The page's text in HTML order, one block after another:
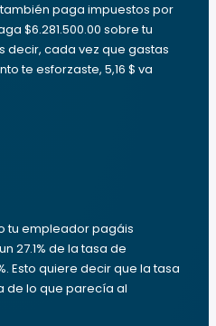
paga impuestos por
$6.281.500.00 sobre tu
decir, cada vez que gastas
te esforzaste, 5,16 $ va
tu empleador pagáis
27.1% de la tasa de
Esto quiere decir que la tasa
de lo que parecía al